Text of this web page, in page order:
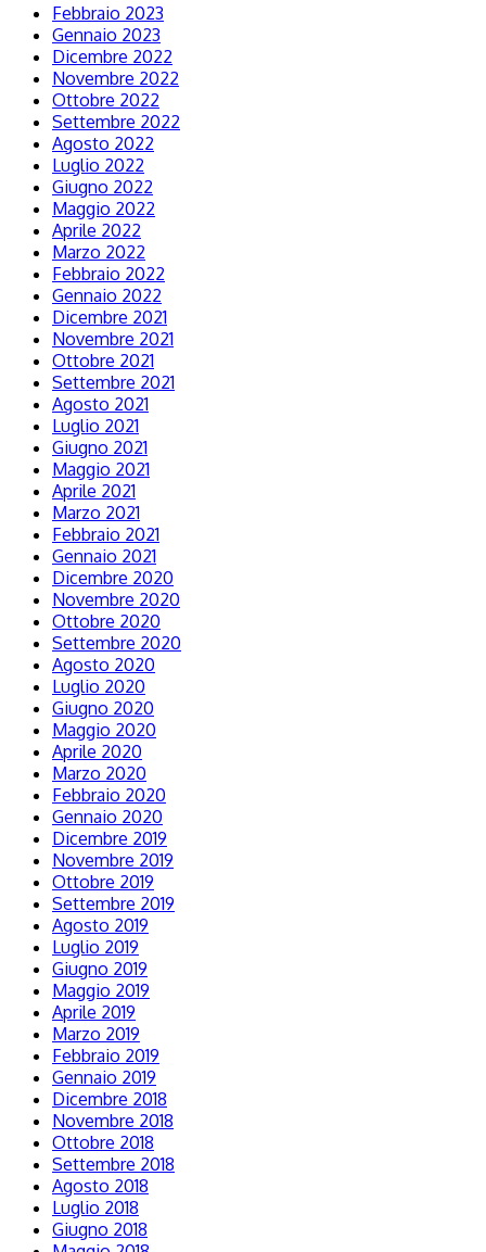
Febbraio 2023
Gennaio 2023
Dicembre 2022
Novembre 2022
Ottobre 2022
Settembre 2022
Agosto 2022
Luglio 2022
Giugno 2022
Maggio 2022
Aprile 2022
Marzo 2022
Febbraio 2022
Gennaio 2022
Dicembre 2021
Novembre 2021
Ottobre 2021
Settembre 2021
Agosto 2021
Luglio 2021
Giugno 2021
Maggio 2021
Aprile 2021
Marzo 2021
Febbraio 2021
Gennaio 2021
Dicembre 2020
Novembre 2020
Ottobre 2020
Settembre 2020
Agosto 2020
Luglio 2020
Giugno 2020
Maggio 2020
Aprile 2020
Marzo 2020
Febbraio 2020
Gennaio 2020
Dicembre 2019
Novembre 2019
Ottobre 2019
Settembre 2019
Agosto 2019
Luglio 2019
Giugno 2019
Maggio 2019
Aprile 2019
Marzo 2019
Febbraio 2019
Gennaio 2019
Dicembre 2018
Novembre 2018
Ottobre 2018
Settembre 2018
Agosto 2018
Luglio 2018
Giugno 2018